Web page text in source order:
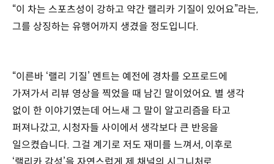
“이 차는 스포츠성이 강하고 약간 랠리카 기질이 있어요”라는,
그를 상징하는 유행어까지 생겼을 정도입니다.
“이른바 ‘랠리 기질’ 멘트는 예전에 경차를 오프로드에
가져가서 리뷰 영상을 찍었을 때 남긴 말이었어요. 별 생각
없이 한 이야기였는데 어느새 그 말이 알고리즘을 타고
퍼져나갔고, 시청자들 사이에서 생각보다 큰 반응을
일으켰습니다. 그걸 계기로 저도 재미를 느껴서, 이후로